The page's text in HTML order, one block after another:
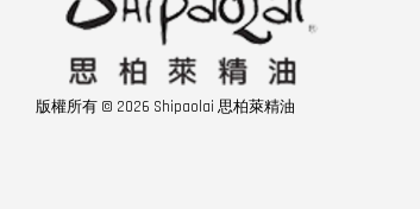
版權所有 © 2026 Shipaolai 思柏萊精油